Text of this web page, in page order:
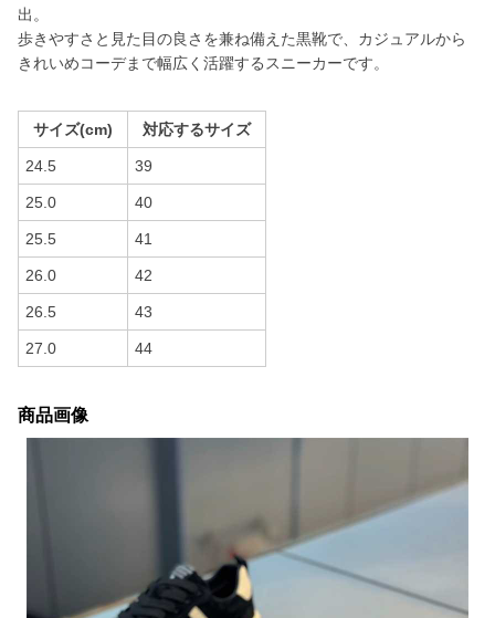
出。
歩きやすさと見た目の良さを兼ね備えた黒靴で、カジュアルから
きれいめコーデまで幅広く活躍するスニーカーです。
サイズ(cm) 対応するサイズ
24.5 39
25.0 40
25.5 41
26.0 42
26.5 43
27.0 44
商品画像